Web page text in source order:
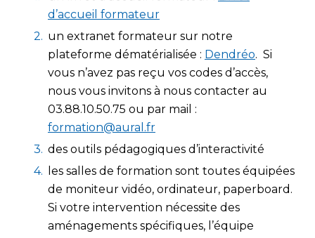
d’accueil formateur
un extranet formateur sur notre
plateforme dématérialisée : Dendréo. Si
vous n’avez pas reçu vos codes d’accès,
nous vous invitons à nous contacter au
03.88.10.50.75 ou par mail :
formation@aural.fr
des outils pédagogiques d’interactivité
les salles de formation sont toutes équipées
de moniteur vidéo, ordinateur, paperboard.
Si votre intervention nécessite des
aménagements spécifiques, l’équipe